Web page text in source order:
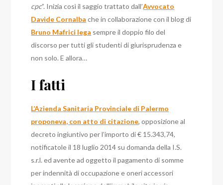
cpc”. Inizia così il saggio trattato dall’Avvocato
Davide Cornalba che in collaborazione con il blog di
Bruno Mafrici lega sempre il doppio filo del
discorso per tutti gli studenti di giurisprudenza e
non solo. E allora…
I fatti
L’Azienda Sanitaria Provinciale di Palermo
proponeva, con atto di citazione, opposizione al
decreto ingiuntivo per l’importo di € 15.343,74,
notificatole il 18 luglio 2014 su domanda della I.S.
s.r.l. ed avente ad oggetto il pagamento di somme
per indennità di occupazione e oneri accessori